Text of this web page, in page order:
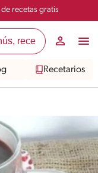
recetas gratis
Recetarios